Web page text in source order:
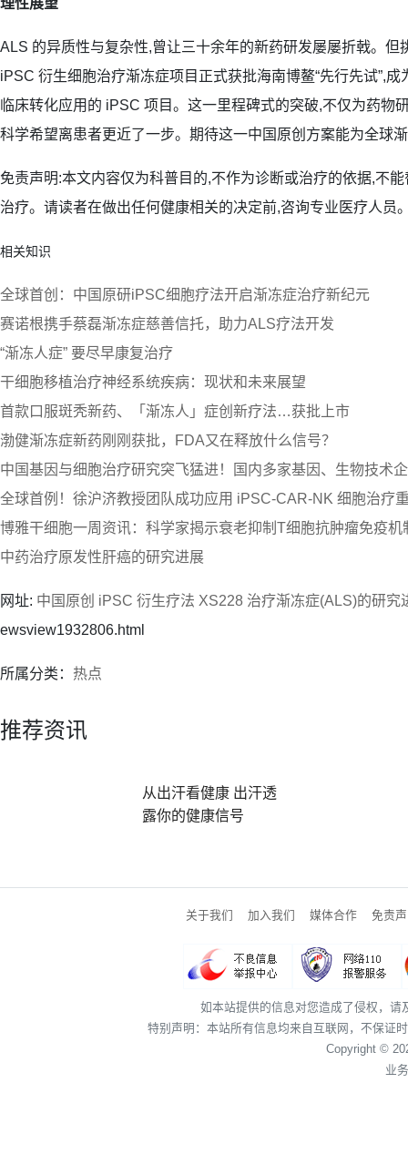
理性展望
ALS 的异质性与复杂性,曾让三十余年的新药研发屡屡折戟。但
iPSC 衍生细胞治疗渐冻症项目正式获批海南博鳌“先行先试”,
临床转化应用的 iPSC 项目。这一里程碑式的突破,不仅为药物
科学希望离患者更近了一步。期待这一中国原创方案能为全球
免责声明:本文内容仅为科普目的,不作为诊断或治疗的依据,不
治疗。请读者在做出任何健康相关的决定前,咨询专业医疗人员
相关知识
全球首创：中国原研iPSC细胞疗法开启渐冻症治疗新纪元
赛诺根携手蔡磊渐冻症慈善信托，助力ALS疗法开发
“渐冻人症” 要尽早康复治疗
干细胞移植治疗神经系统疾病：现状和未来展望
首款口服斑秃新药、「渐冻人」症创新疗法…获批上市
渤健渐冻症新药刚刚获批，FDA又在释放什么信号？
中国基因与细胞治疗研究突飞猛进！国内多家基因、生物技术
全球首例！徐沪济教授团队成功应用 iPSC-CAR-NK 细胞治疗
博雅干细胞一周资讯：科学家揭示衰老抑制T细胞抗肿瘤免疫机
中药治疗原发性肝癌的研究进展
网址: 中国原创 iPSC 衍生疗法 XS228 治疗渐冻症(ALS)的研究
ewsview1932806.html
所属分类： 热点
推荐资讯
从出汗看健康 出汗透
露你的健康信号
关于我们 加入我们 媒体合作 免责
如本站提供的信息对您造成了侵权，
特别声明：本站所有信息均来自互联网，不保证
Copyright ©
业